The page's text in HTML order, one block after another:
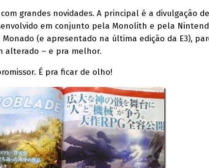
grandes novidades. A principal é a divulgação
em conjunto pela Monolith e pela
(e apresentado na última edição da E3),
alterado – e pra melhor.
É pra ficar de olho!